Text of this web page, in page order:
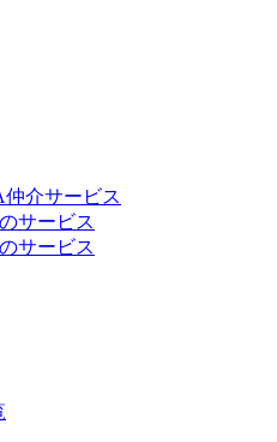
介サービス
サービス
サービス